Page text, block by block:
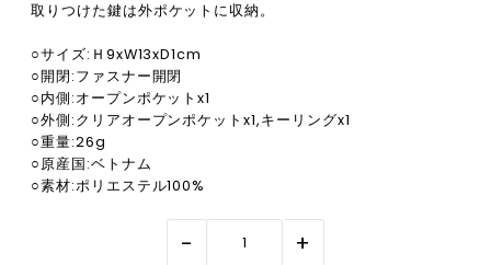
取りつけた鍵は外ポケットに収納。
○サイズ:Ｈ9xW13xD1cm
○開閉:ファスナー開閉
○内側:オープンポケットx1
○外側:クリアオープンポケットx1,キーリングx1
○重量:26g
○原産国:ベトナム
○素材:ポリエステル100%
- +